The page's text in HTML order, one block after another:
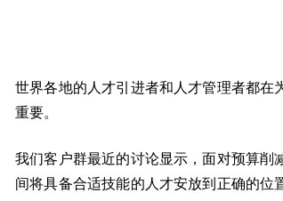
世界各地的人才引进者和人才管理者都在
重要。
我们客户群最近的讨论显示，面对预算
间将具备合适技能的人才安放到正确的